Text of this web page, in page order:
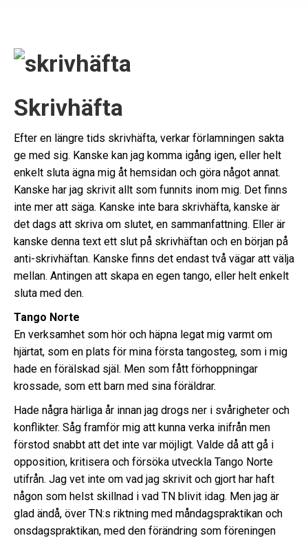
Skrivhäfta
Efter en längre tids skrivhäfta, verkar förlamningen sakta
ge med sig. Kanske kan jag komma igång igen, eller helt
enkelt sluta ägna mig åt hemsidan och göra något annat.
Kanske har jag skrivit allt som funnits inom mig. Det finns
inte mer att säga. Kanske inte bara skrivhäfta, kanske är
det dags att skriva om slutet, en sammanfattning. Eller är
kanske denna text ett slut på skrivhäftan och en början på
anti-skrivhäftan. Kanske finns det endast två vägar att välja
mellan. Antingen att skapa en egen tango, eller helt enkelt
sluta med den.
Tango Norte
En verksamhet som hör och häpna legat mig varmt om
hjärtat, som en plats för mina första tangosteg, som i mig
hade en förälskad själ. Men som fått förhoppningar
krossade, som ett barn med sina föräldrar.
Hade några härliga år innan jag drogs ner i svårigheter och
konflikter. Såg framför mig att kunna verka inifrån men
förstod snabbt att det inte var möjligt. Valde då att gå i
opposition, kritisera och försöka utveckla Tango Norte
utifrån. Jag vet inte om vad jag skrivit och gjort har haft
någon som helst skillnad i vad TN blivit idag. Men jag är
glad ändå, över TN:s riktning med måndagspraktikan och
onsdagspraktikan, med den förändring som föreningen